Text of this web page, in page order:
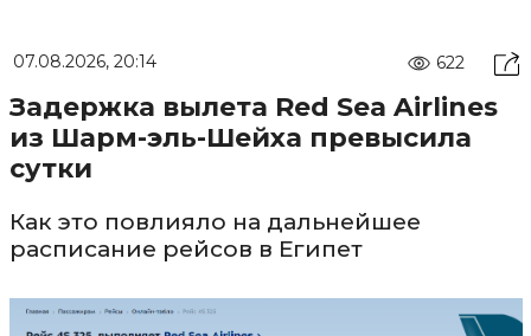
07.08.2026, 20:14 622
Задержка вылета Red Sea Airlines
из Шарм-эль-Шейха превысила
сутки
Как это повлияло на дальнейшее
расписание рейсов в Египет